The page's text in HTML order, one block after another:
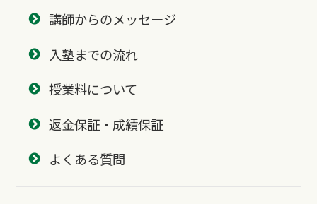
講師からのメッセージ
入塾までの流れ
授業料について
返金保証・成績保証
よくある質問